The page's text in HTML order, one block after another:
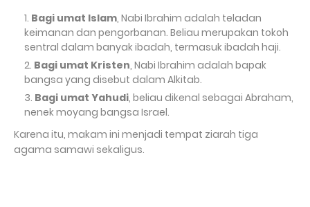
Bagi umat Islam, Nabi Ibrahim adalah teladan
keimanan dan pengorbanan. Beliau merupakan tokoh
sentral dalam banyak ibadah, termasuk ibadah haji.
Bagi umat Kristen, Nabi Ibrahim adalah bapak
bangsa yang disebut dalam Alkitab.
Bagi umat Yahudi, beliau dikenal sebagai Abraham,
nenek moyang bangsa Israel.
Karena itu, makam ini menjadi tempat ziarah tiga
agama samawi sekaligus.